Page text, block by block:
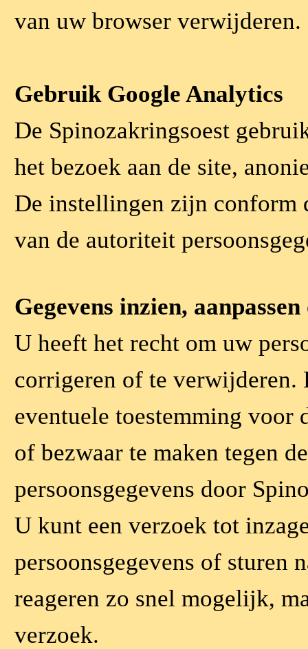
van uw browser verwijderen.
Gebruik Google Analytics
De Spinozakringsoest
het bezoek aan de site,
De instellingen zijn conform
van de autoriteit
Gegevens inzien,
U heeft het recht om uw
corrigeren of te verwijderen.
eventuele toestemming voor
of bezwaar te maken tegen
persoonsgegevens door
U kunt een verzoek tot
persoonsgegevens of sturen
reageren zo snel mogelijk,
verzoek.